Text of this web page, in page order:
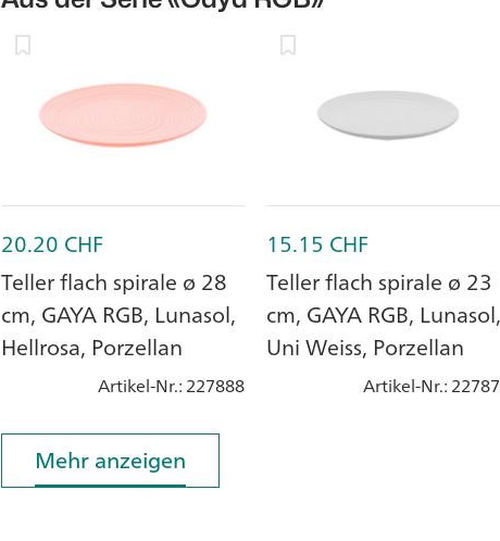
20.20 CHF
Teller flach spirale ø 28
cm, GAYA RGB, Lunasol,
Hellrosa, Porzellan
Artikel-Nr.: 227888
15.15 CHF
Teller flach spirale ø 23
cm, GAYA RGB, Lunasol,
Uni Weiss, Porzellan
Artikel-Nr.:
Mehr anzeigen
Mehr anzeigen